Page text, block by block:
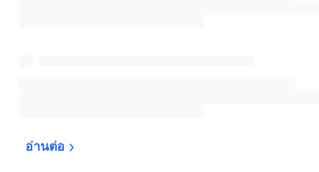
อ่านต่อ